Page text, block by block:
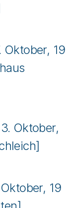
Oktober, 19
Oktober,
19